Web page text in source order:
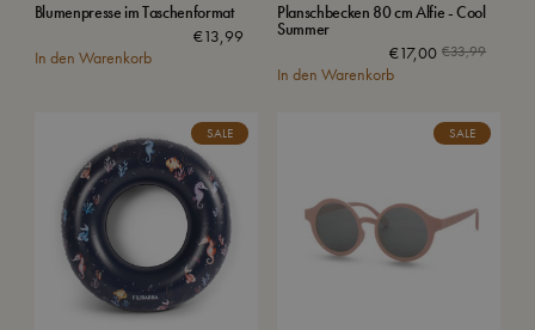
Blumenpresse im Taschenformat
€13,99
In den Warenkorb
Planschbecken 80 cm Alfie - Cool
Summer
€33,99
€17,00
In den Warenkorb
SALE SALE